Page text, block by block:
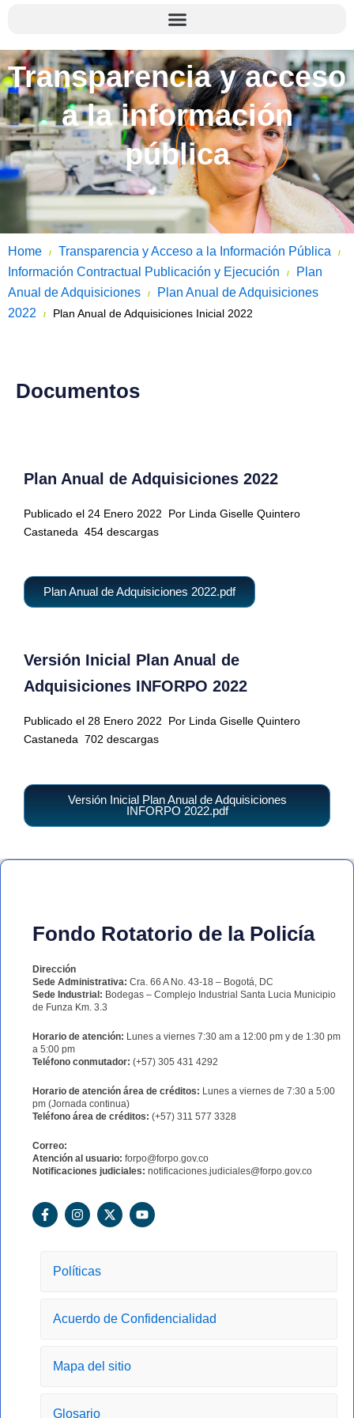
Transparencia y acceso
a la información
pública
Home / Transparencia y Acceso a la Información Pública /
Información Contractual Publicación y Ejecución /
Plan
Anual de Adquisiciones
/
Plan Anual de Adquisiciones
2022
/ Plan Anual de Adquisiciones Inicial 2022
Documentos
Plan Anual de Adquisiciones 2022
Publicado el 24 Enero 2022
Por Linda Giselle Quintero
Castaneda 454 descargas
Plan Anual de Adquisiciones 2022.pdf
Versión Inicial Plan Anual de
Adquisiciones INFORPO 2022
Publicado el 28 Enero 2022
Por Linda Giselle Quintero
Castaneda 702 descargas
Versión Inicial Plan Anual de Adquisiciones
INFORPO 2022.pdf
Fondo Rotatorio de la Policía
Dirección
Sede Administrativa: Cra. 66 A No. 43-18 – Bogotá, DC
Sede Industrial: Bodegas – Complejo Industrial Santa Lucia Municipio
de Funza Km. 3.3
Horario de atención: Lunes a viernes 7:30 am a 12:00 pm y de 1:30 pm
a 5:00 pm
Teléfono conmutador: (+57) 305 431 4292
Horario de atención área de créditos: Lunes a viernes de 7:30 a 5:00
pm (Jornada continua)
Teléfono área de créditos: (+57) 311 577 3328
Correo:
Atención al usuario: forpo@forpo.gov.co
Notificaciones judiciales: notificaciones.judiciales@forpo.gov.co
F
a
I
n
g
X
-
Y
o
Políticas
Acuerdo de Confidencialidad
Mapa del sitio
Glosario